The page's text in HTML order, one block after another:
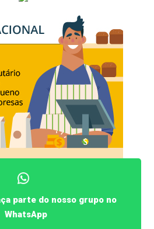
parte do nosso grupo no
WhatsApp